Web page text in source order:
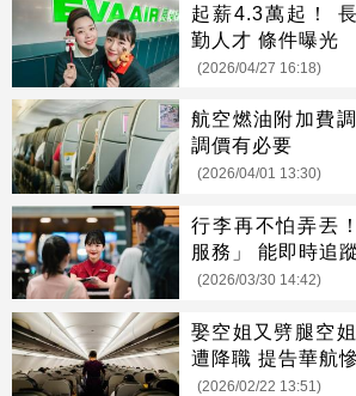
起薪4.3萬起！
勤人才 條件曝光
(2026/04/27 16:18)
航空燃油附加費
調價有必要
(2026/04/01 13:30)
行李再不怕弄丟
服務」 能即時追
(2026/03/30 14:42)
娶空姐又劈腿空
遭降職 提告華航
(2026/02/22 13:51)